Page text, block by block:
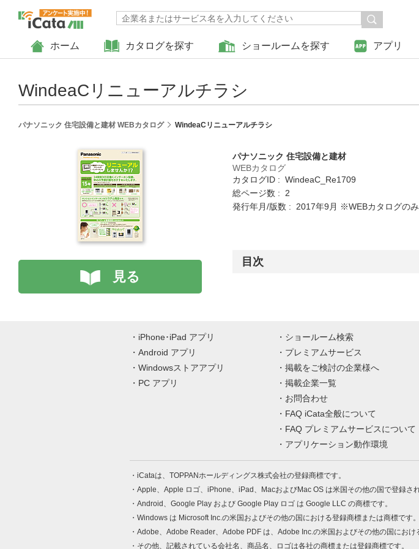
ホーム カタログを探す ショールームを探す アプリ
WindeaCリニューアルチラシ
パナソニック 住宅設備と建材 WEBカタログ WindeaCリニューアルチラシ
見る
パナソニック 住宅設備と建材
WEBカタログ
カタログID : WindeaC_Re1709
総ページ数 : 2
発行年月/版数 : 2017年9月 ※WEBカタログのみ
目次
iPhone･iPad アプリ
Android アプリ
Windowsストアアプリ
PC アプリ
ショールーム検索
プレミアムサービス
掲載をご検討の企業様へ
掲載企業一覧
お問合わせ
FAQ iCata全般について
FAQ プレミアムサービスについて
アプリケーション動作環境
iCataは、TOPPANホールディングス株式会社の登録商標です。
Apple、Apple ロゴ、iPhone、iPad、MacおよびMac OS は米国その他の国で登録さ
Android、Google Play および Google Play ロゴ は Google LLC の商標です。
Windows は Microsoft Inc.の米国およびその他の国における登録商標または商標です。
Adobe、Adobe Reader、Adobe PDF は、Adobe Inc.の米国およびその他の国におけ
その他、記載されている会社名、商品名、ロゴは各社の商標または登録商標です。